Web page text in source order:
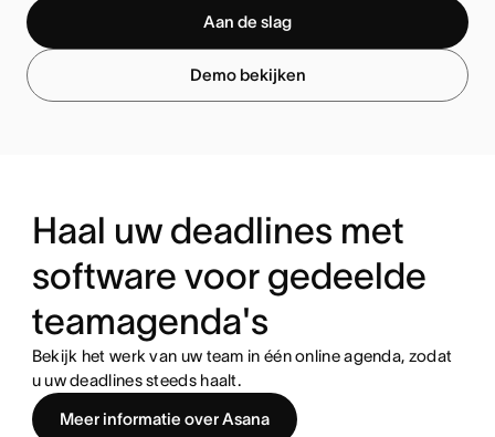
Aan de slag
Demo bekijken
Haal uw deadlines met
software voor gedeelde
teamagenda's
Bekijk het werk van uw team in één online agenda, zodat
u uw deadlines steeds haalt.
Meer informatie over Asana